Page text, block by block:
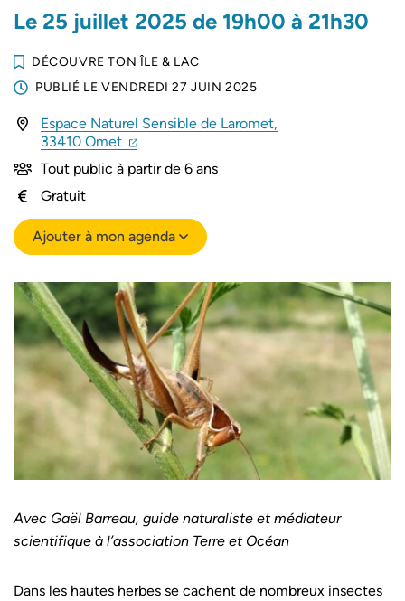
Le 25 juillet 2025 de 19h00 à 21h30
DÉCOUVRE TON ÎLE & LAC
PUBLIÉ LE VENDREDI 27 JUIN 2025
Espace Naturel Sensible de Laromet,
33410 Omet (ouverture dans un nouvel onglet)
(ouverture dans un nouvel onglet)
Tout public à partir de 6 ans
Gratuit
Ajouter à mon agenda
Avec Gaël Barreau, guide naturaliste et médiateur
scientifique à l’association Terre et Océan
Dans les hautes herbes se cachent de nombreux insectes